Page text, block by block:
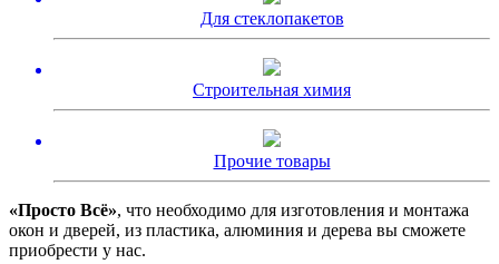
Для стеклопакетов
Строительная химия
Прочие товары
«Просто Всё», что необходимо для изготовления и монтажа
окон и дверей, из пластика, алюминия и дерева вы сможете
приобрести у нас.